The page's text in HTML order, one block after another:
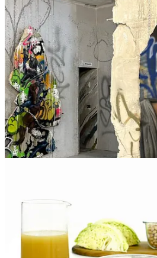
Desayuno de la semana:Bizcocho de